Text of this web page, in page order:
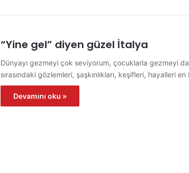
“Yine gel” diyen güzel İtalya
Dünyayı gezmeyi çok seviyorum, çocuklarla gezmeyi
sırasındaki gözlemleri, şaşkınlıkları, keşifleri, hayalleri
Devamını oku »